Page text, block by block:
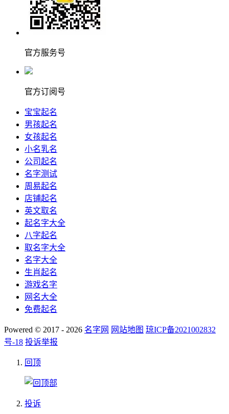
官方服务号
官方订阅号
宝宝起名
男孩起名
女孩起名
小名乳名
公司起名
名字测试
周易起名
店铺起名
英文取名
起名字大全
八字起名
取名字大全
名字大全
生肖起名
游戏名字
网名大全
免费起名
Powered © 2017 - 2026 名字网 网站地图 琼ICP备2021002832
号-18 投诉举报
回顶
投诉